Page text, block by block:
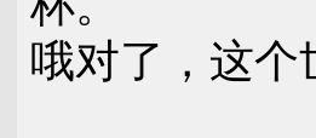
哦对了，这